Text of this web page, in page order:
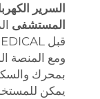
السرير
المستشفى
ومع المنصة
بمحرك
يمكن